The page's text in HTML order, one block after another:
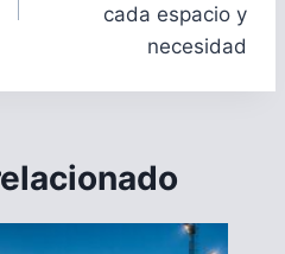
cada espacio y
necesidad